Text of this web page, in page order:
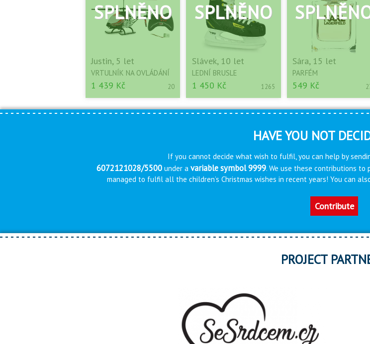
Justin, 5 let
VRTULNÍK NA OVLÁDÁNÍ
1 439 Kč 20
Slávek, 10 let
LEDNÍ BRUSLE
1 450 Kč 1265
Sára, 15 let
PARFÉM
549 Kč
HAVE YOU NOT
If you cannot decide what wish to fulfil, you can help by
6072121028/5500 under a variable symbol 9999. We use these contributions
managed to fulfil all the children’s Christmas wishes in recent years! You can
Contribute
PROJECT